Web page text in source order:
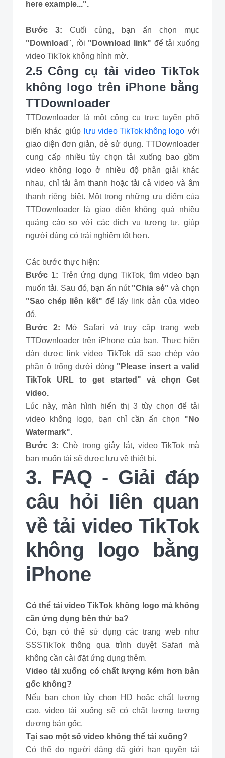
here example...".
Bước 3: Cuối cùng, bạn ấn chọn mục
"Download", rồi "Download link" để tải xuống
video TikTok không hình mờ.
2.5 Công cụ tải video TikTok
không logo trên iPhone bằng
TTDownloader
TTDownloader là một công cụ trực tuyến phổ
biến khác giúp
lưu video TikTok không logo với
giao diện đơn giản, dễ sử dụng. TTDownloader
cung cấp nhiều tùy chọn tải xuống bao gồm
video không logo ở nhiều độ phân giải khác
nhau, chỉ tải âm thanh hoặc tải cả video và âm
thanh riêng biệt. Một trong những ưu điểm của
TTDownloader là giao diện không quá nhiều
quảng cáo so với các dịch vụ tương tự, giúp
người dùng có trải nghiệm tốt hơn.
Các bước thực hiện:
Bước 1: Trên ứng dụng TikTok, tìm video bạn
muốn tải. Sau đó, bạn ấn nút "Chia sẻ"và chọn
"Sao chép liên kết" để lấy link dẫn của video
đó.
Bước 2: Mở Safari và truy cập trang web
TTDownloader trên iPhone của bạn. Thực hiện
dán được link video TikTok đã sao chép vào
phần ô trống dưới dòng "Please insert a valid
TikTok URL to get started" và chọn Get
video.
Lúc này, màn hình hiển thị 3 tùy chọn để tải
video không logo, bạn chỉ cần ấn chọn "No
Watermark".
Bước 3: Chờ trong giây lát, video TikTok mà
bạn muốn tải sẽ được lưu về thiết bị.
3. FAQ - Giải đáp
câu hỏi liên quan
về tải video TikTok
không logo bằng
iPhone
Có thể tải video TikTok không logo mà không
cần ứng dụng bên thứ ba?
Có, bạn có thể sử dụng các trang web như
SSSTikTok thông qua trình duyệt Safari mà
không cần cài đặt ứng dụng thêm.
Video tải xuống có chất lượng kém hơn bản
gốc không?
Nếu bạn chọn tùy chọn HD hoặc chất lượng
cao, video tải xuống sẽ có chất lượng tương
đương bản gốc.
Tại sao một số video không thể tải xuống?
Có thể do người đăng đã giới hạn quyền tải